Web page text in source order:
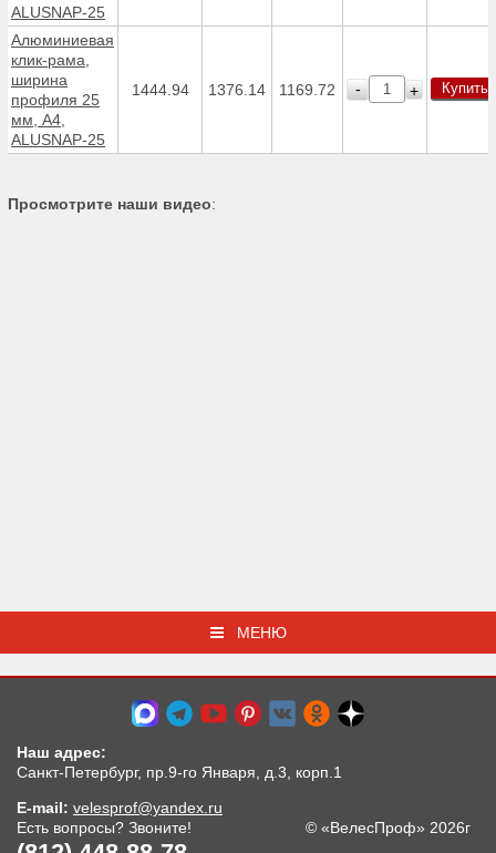
ALUSNAP-25
Алюминиевая
клик-рама,
ширина
профиля 25
мм, А4,
ALUSNAP-25
1444.94 1376.14 1169.72 - + Купить
Просмотрите наши видео:
МЕНЮ
Наш адрес:
Санкт-Петербург, пр.9-го Января, д.3, корп.1
E-mail: velesprof@yandex.ru
Есть вопросы? Звоните!
© «ВелесПроф» 2026г